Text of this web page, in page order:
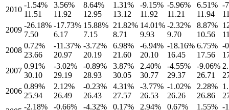
2010
-1.54%
11.51
3.56%
11.92
8.64%
12.95
1.31%
13.12
-9.15%
11.92
-5.96%
11.21
6.51%
11.94
-
2009
-26.18%
7.50
-17.73%
6.17
15.88%
7.15
21.82%
8.71
14.01%
9.93
-2.32%
9.70
8.87%
10.56
2008
0.72%
23.66
-11.37%
20.97
-3.72%
20.19
6.98%
21.60
-6.94%
20.10
-18.16%
16.45
6.75%
17.56
-
2007
0.91%
30.10
-3.02%
29.19
-0.89%
28.93
3.87%
30.05
2.40%
30.77
-4.55%
29.37
-9.06%
26.71
2006
0.89%
25.94
2.12%
26.49
-0.23%
26.43
4.31%
27.57
-3.77%
26.53
-1.02%
26.26
2.28%
26.86
-2.18%
-0.66%
-4.32%
0.17%
2.94%
0.67%
1.55% -